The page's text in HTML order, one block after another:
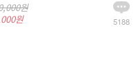
원
원
5188